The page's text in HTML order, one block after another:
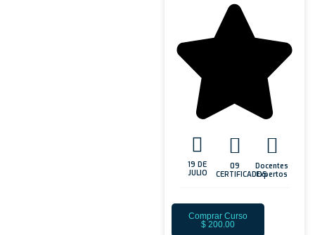
19 DE
JULIO
09
CERTIFICADOS
Docentes
Expertos
Comprar Curso
$ 200.00